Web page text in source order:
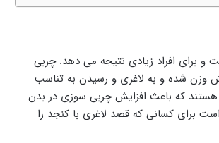
برای افراد زیادی نتیجه می دهد. چربی
وزن شده و به لاغری و رسیدن به تناسب
هستند که باعث افزایش چربی سوزی در بدن
برای کسانی که قصد لاغری با کنجد را